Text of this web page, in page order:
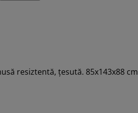
resiztentă, țesută. 85x143x88 cm